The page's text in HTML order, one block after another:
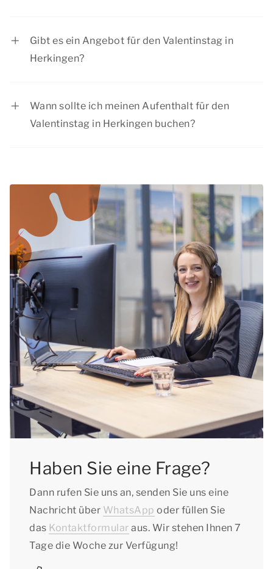
Gibt es ein Angebot für den Valentinstag in
Herkingen?
Wann sollte ich meinen Aufenthalt für den
Valentinstag in Herkingen buchen?
empfehlen wir, Ihren Aufenthalt für den
Valentinstag in Herkingen rechtzeitig zu buchen.
Haben Sie eine Frage?
Dann rufen Sie uns an, senden Sie uns eine
Nachricht über WhatsApp oder füllen Sie
das Kontaktformular aus. Wir stehen Ihnen 7
Tage die Woche zur Verfügung!